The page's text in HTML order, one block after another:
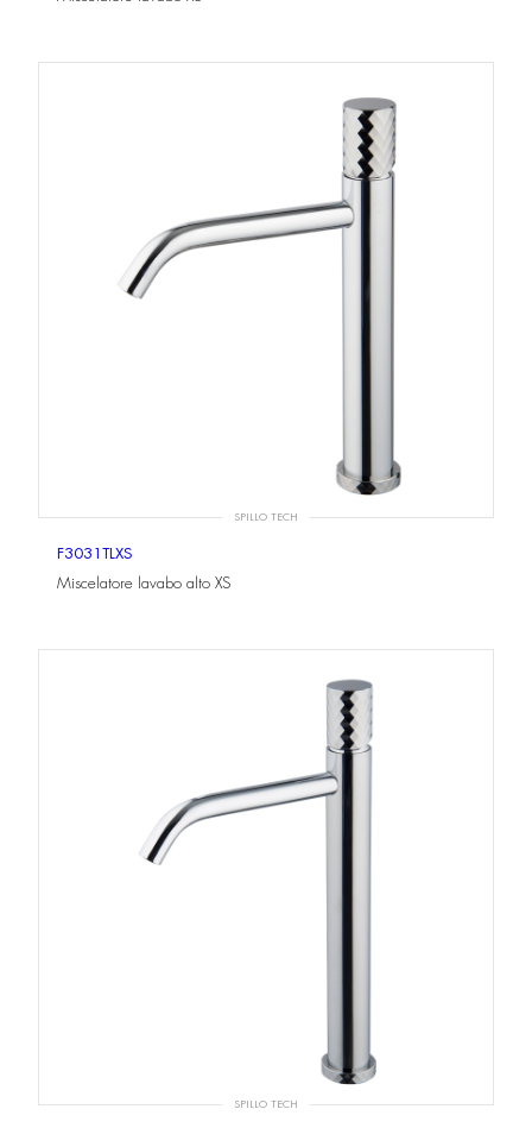
SPILLO TECH
F3031TLXS
Miscelatore lavabo alto XS
SPILLO TECH